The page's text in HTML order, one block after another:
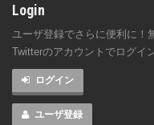
Login
ユーザ登録でさらに便利に！
Twitterのアカウントでログイ
ログイン
ユーザ登録